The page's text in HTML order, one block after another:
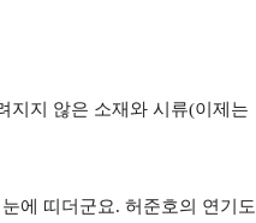
지지 않은 소재와 시류(이제는
에 띠더군요. 허준호의 연기도